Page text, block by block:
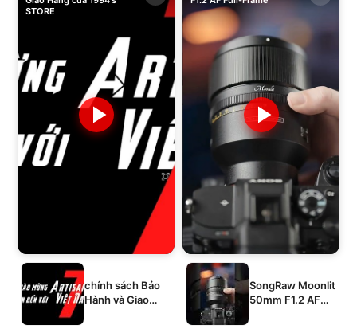
STORE
chính sách Bảo
Hành và Giao
SongRaw Moonlit
50mm F1.2 AF